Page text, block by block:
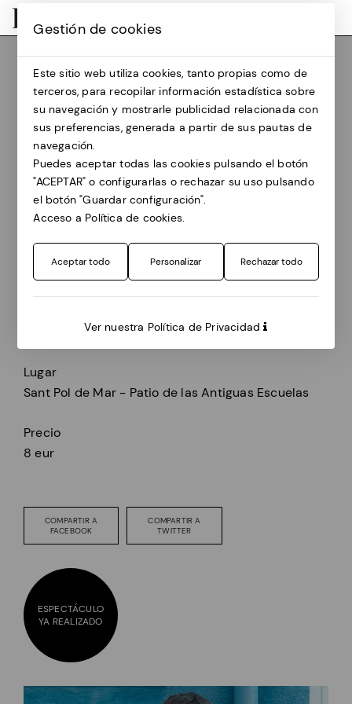
Programa 2023 Fechas
28 junio
Saüc en flor + Guim Valls, Misael Alerm y
Blanca Garcia-Lladó
Saüc en flor + Guim Valls,
Misael Alerm y Blanca
Garcia-Lladó
28 de junio de 2023 / 20 h
Lugar
Sant Pol de Mar - Patio de las Antiguas Escuelas
Precio
8 eur
COMPARTIR A
FACEBOOK
COMPARTIR A
TWITTER
ESPECTÁCULO
YA REALIZADO
Gestión de cookies
Este sitio web utiliza cookies, tanto propias como de
terceros, para recopilar información estadística sobre
su navegación y mostrarle publicidad relacionada con
sus preferencias, generada a partir de sus pautas de
navegación.
Puedes aceptar todas las cookies pulsando el botón
"ACEPTAR" o configurarlas o rechazar su uso pulsando
el botón "Guardar configuración".
Acceso a Política de cookies.
Aceptar todo Personalizar Rechazar todo
Ver nuestra Política de Privacidad